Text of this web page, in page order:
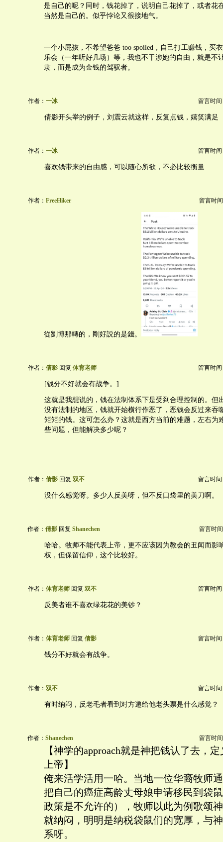
是自己的呢？同时，钱花掉了，说明自己花掉了，或者花
当然是自己的。似乎悖论又很接地气。
一个小屁孩，不希望爸爸 too spoiled，自己打工赚钱，买
乐会（一年听好几场）等，我也不干涉她的自由，就是不
隶，而是成为金钱的驾驭者。
作者： 一冰 留言时间
倩影开头举的例子，刘震云就这样，反复点钱，嬉笑满足
作者： 一冰 留言时间
喜欢钱带来的自由感，可以随心所欲，不必比较衡量
作者： FreeHiker 留言时
從劉博那轉的，剛好説的是錢。
作者： 倩影 回复 体育老师 留言时间
[钱分不好就会有战争。]
这就是我想说的，钱在法制体系下是受到合理控制的。但
没有法制的地区，钱就开始横行作恶了，恶钱会反过来吞
矩矩的钱。这可怎么办？这就是西方当前的难题，左右为
些问题，但能解决多少呢？
作者： 倩影 回复 双不 留言时间
没什么感觉呀。多少人反美呀，但不反口袋里的美刀啊。
作者： 倩影 回复 Shanechen 留言时
哈哈。牧师不能代表上帝，更不应该因为教会的丑闻而影
权，但保留信仰，这个比较好。
作者： 体育老师 回复 双不 留言时间
反美者谁不喜欢绿花花的美钞？
作者： 体育老师 回复 倩影 留言时间
钱分不好就会有战争。
作者： 双不 留言时间
有时纳闷，反老毛者看到对方递给他老头票是什么感觉？
作者： Shanechen 留言时
【神学的approach就是神把钱认了去，
上帝】
俺来活学活用一哈。当地一位华裔牧师
把自己的癌症高龄丈母娘申请移民到袋
政策是不允许的），牧师以此为例歌颂
就纳闷，明明是纳税袋鼠们的宽厚，与
系呀。